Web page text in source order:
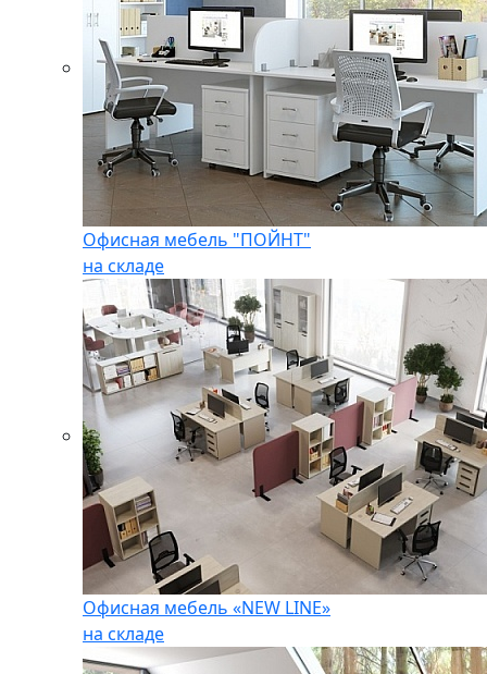
Офисная мебель "ПОЙНТ"
на складе
Офисная мебель «NEW LINE»
на складе